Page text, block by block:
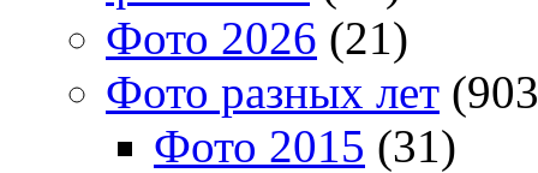
Фото 2026 (21)
Фото разных лет
Фото 2015 (31)